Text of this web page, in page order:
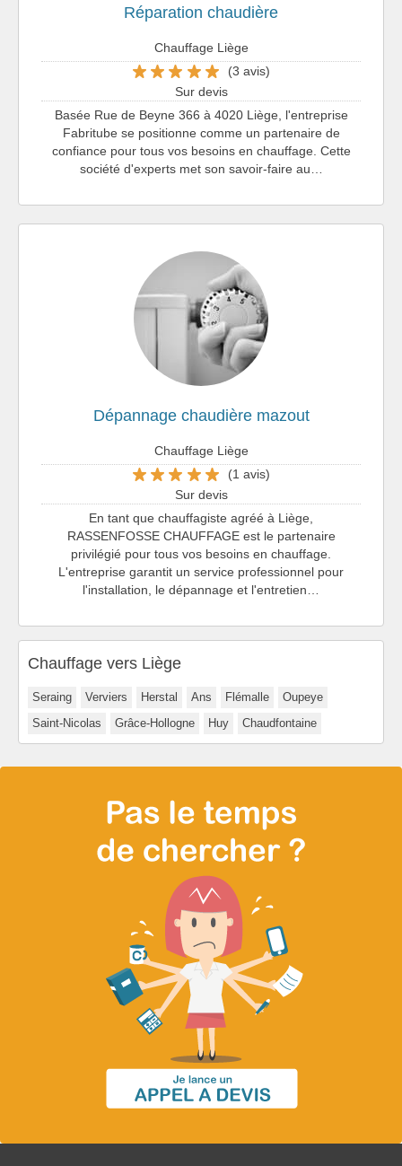
Réparation chaudière
Chauffage Liège
(3 avis)
Sur devis
Basée Rue de Beyne 366 à 4020 Liège, l'entreprise
Fabritube se positionne comme un partenaire de
confiance pour tous vos besoins en chauffage. Cette
société d'experts met son savoir-faire au…
Dépannage chaudière mazout
Chauffage Liège
(1 avis)
Sur devis
En tant que chauffagiste agréé à Liège,
RASSENFOSSE CHAUFFAGE est le partenaire
privilégié pour tous vos besoins en chauffage.
L'entreprise garantit un service professionnel pour
l'installation, le dépannage et l'entretien…
Chauffage vers Liège
Seraing Verviers Herstal Ans Flémalle
Oupeye
Saint-Nicolas
Grâce-Hollogne Huy Chaudfontaine